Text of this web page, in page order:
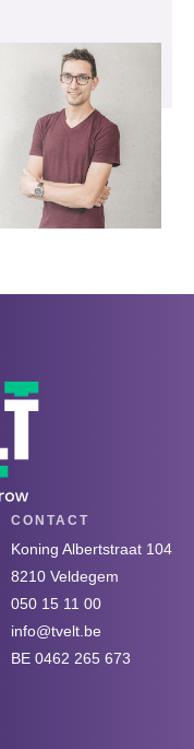
CONTACT
Koning Albertstraat 104
8210 Veldegem
050 15 11 00
info@tvelt.be
BE 0462 265 673